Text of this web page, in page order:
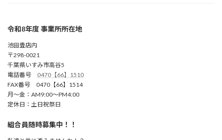
令和8年度 事業所所在地
池田畳店内
〒298-0021
千葉県いすみ市高谷5
電話番号 0470【66】1510
FAX番号 0470【66】1514
月～金：AM9:00～PM4:00
定休日：土日祝祭日
組合員随時募集中！！